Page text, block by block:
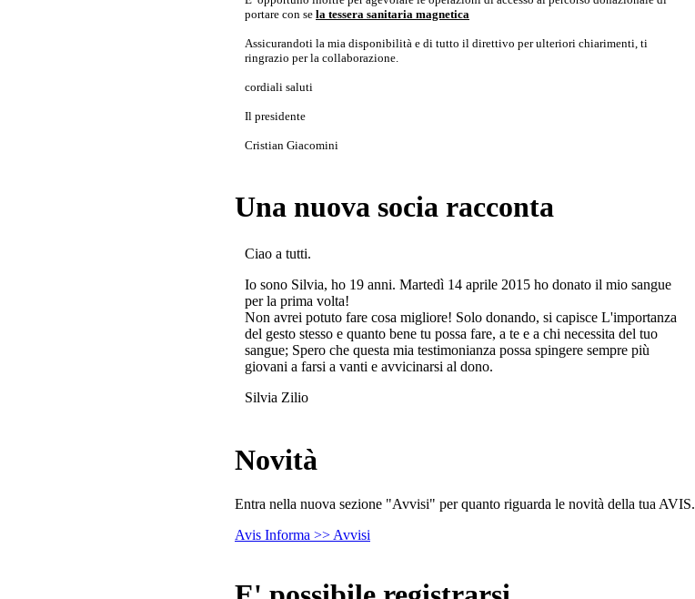
portare con se la tessera sanitaria magnetica
Assicurandoti la mia disponibilità e di tutto il direttivo per ulteriori chiarimenti, ti
ringrazio per la collaborazione.
cordiali saluti
Il presidente
Cristian Giacomini
Una nuova socia racconta
Ciao a tutti.
Io sono Silvia, ho 19 anni. Martedì 14 aprile 2015 ho donato il mio sangue
per la prima volta!
Non avrei potuto fare cosa migliore! Solo donando, si capisce L'importanza
del gesto stesso e quanto bene tu possa fare, a te e a chi necessita del tuo
sangue; Spero che questa mia testimonianza possa spingere sempre più
giovani a farsi a vanti e avvicinarsi al dono.
Silvia Zilio
Novità
Entra nella nuova sezione "Avvisi" per quanto riguarda le novità della tua AVIS.
Avis Informa >> Avvisi